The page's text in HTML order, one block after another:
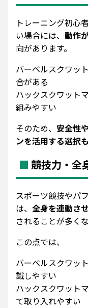
トレーニング初心
い場合には、 動作
向があります。
バーベルスクワッ
合がある
ハックスクワット
組みやすい
そのため、 安全性
ンを活用する選択
競技力・全
スポーツ競技やパ
は、 全身を連動さ
されることが多くな
この点では、
バーベルスクワッ
識しやすい
ハックスクワット
て取り入れやすい